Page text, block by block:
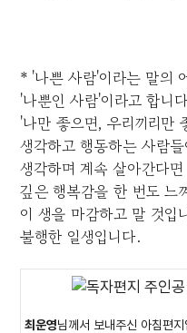
* '나쁜 사람'이라는 말의
'나뿐인 사람'이라고 합니
'나만 좋으면, 우리끼리만
생각하고 행동하는 사람
생각하며 계속 살아간다
깊은 행복감을 한 번도 느
이 생을 마감하고 말 것입
불행한 일생입니다.
최운영님께서 보내주신 아침편지